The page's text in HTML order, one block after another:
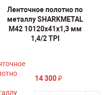
Ленточное полотно по
металлу SHARKMETAL
M42 10120х41х1,3 мм
1,4/2 TPI
14 300₽